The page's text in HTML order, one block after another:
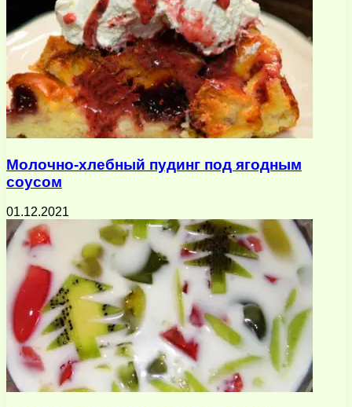
Молочно-хлебный пудинг под ягодным
соусом
01.12.2021